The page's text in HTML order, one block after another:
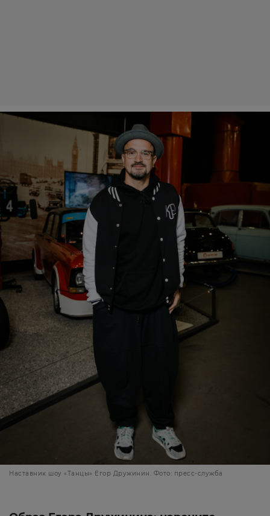
Наставник шоу «Танцы» Егор Дружинин. Фото: пресс-служба